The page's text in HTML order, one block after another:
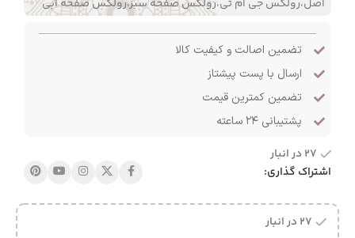
اصل،رولکس جی ام تی،رولکس صفحه سبز،رولکس صفحه ابی
تضمین اصالت و کیفیت کالا
ارسال با پست پیشتاز
تضمین کمترین قیمت
پشتیبانی ۲۴ ساعته
27 در انبار
اشتراک گذاری:
27 در انبار